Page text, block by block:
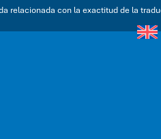
relacionada con la exactitud de la